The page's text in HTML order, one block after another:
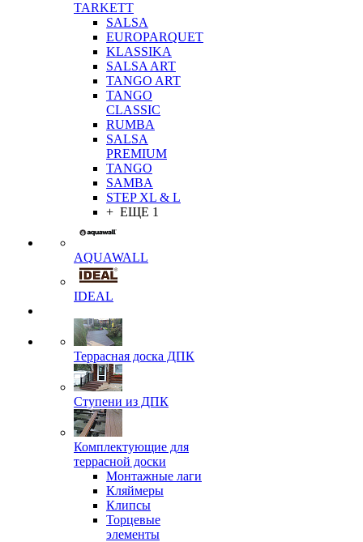
TARKETT
SALSA
EUROPARQUET
KLASSIKA
SALSA ART
TANGO ART
TANGO
CLASSIC
RUMBA
SALSA
PREMIUM
TANGO
SAMBA
STEP XL & L
+ ЕЩЕ 1
AQUAWALL
IDEAL
Террасная доска ДПК
Ступени из ДПК
Комплектующие для
террасной доски
Монтажные лаги
Кляймеры
Клипсы
Торцевые
элементы